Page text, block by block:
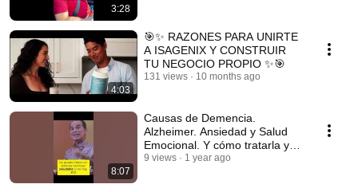
3:28
4:03
🎯✨ RAZONES PARA UNIRTE
A ISAGENIX Y CONSTRUIR
TU NEGOCIO PROPIO ✨🎯
131 views 10 months ago
8:07
Causas de Demencia.
Alzheimer. Ansiedad y Salud
Emocional. Y cómo tratarla y
prevenir.
9 views 1 year ago